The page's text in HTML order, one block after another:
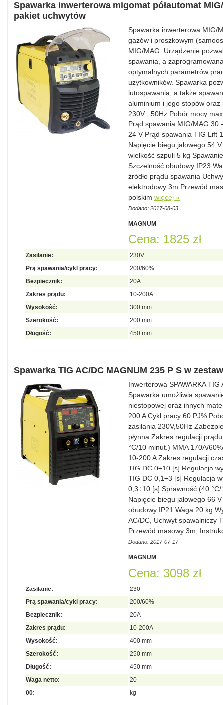
Spawarka inwerterowa migomat półautomat
pakiet uchwytów
Spawarka inwerterowa MIG/
gazów i proszkowym
MIG/MAG. Urządzenie
spawania, a
optymalnych parametrów
użytkowników. Spawarka
lutospawania, a także
aluminium i jego stopów oraz
230V , 50Hz Pobór mocy
Prąd spawania MIG/MAG 30
24 V Prąd spawania TIG Lift
Napięcie biegu jałowego 54
wielkość szpuli 5 kg
Szczelność obudowy IP23
źródło prądu spawania
elektrodowy 3m Przewód
polskim więcej »
Dodano: 2017-08-03
MAGNUM
Cena: 1825 zł
Zasilanie:
230V
Prą spawania/cykl pracy:
200/60%
Bezpiecznik:
20A
Zakres prądu:
10-200A
Wysokość:
300 mm
Szerokość:
200 mm
Długość:
450 mm
Spawarka TIG AC/DC MAGNUM 235 P S w
Inwerterowa SPAWARKA
Spawarka umożliwia
niestopowej oraz innych
200 A Cykl pracy 60 PJ%
zasilania 230V,50Hz
płynna Zakres regulacji
°C/10 minut.) MMA 170A/
10-200 A Zakres regulacji
TIG DC 0÷10 [s] Regulacja
TIG DC 0,1÷3 [s] Regulacja
0,3÷10 [s] Sprawność (40
Napięcie biegu jałowego 66
obudowy IP21 Waga 20 kg
AC/DC, Uchwyt spawalniczy
Przewód masowy 3m,
Dodano: 2017-07-17
MAGNUM
Cena: 3098 zł
Zasilanie:
230
Prą spawania/cykl pracy:
200/60%
Bezpiecznik:
20A
Zakres prądu:
10-200A
Wysokość:
400 mm
Szerokość:
250 mm
Długość:
450 mm
Waga netto:
20
00:
kg